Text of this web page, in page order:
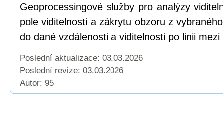
Geoprocessingové služby pro analýzy
pole viditelnosti a zákrytu obzoru z
do dané vzdálenosti a viditelnosti po linii mezi
Poslední aktualizace: 03.03.2026
Poslední revize: 03.03.2026
Autor: 95